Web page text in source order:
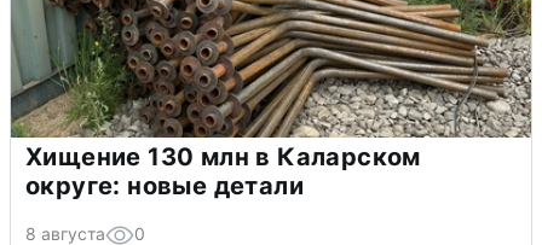
Хищение 130 млн в Каларском
округе: новые детали
8 августа 0